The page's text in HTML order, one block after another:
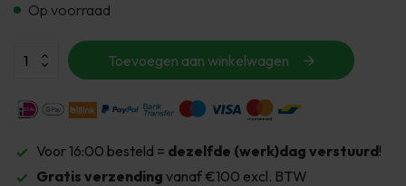
Op voorraad
Toevoegen aan winkelwagen
Voor 16:00 besteld = dezelfde (werk)dag verstuurd!
Gratis verzending vanaf €100 excl. BTW